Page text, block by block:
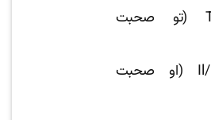
Tu parles (تو صحبت
Il/Elle parle (او صحبت